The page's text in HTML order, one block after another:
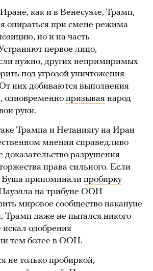
как и в Венесуэле, Трамп,
опираться при смене режима
но и на часть
первое лицо,
нужно, других непримиримых
под угрозой уничтожения
них добиваются выполнения
одновременно призывая народ
руки.
Трампа и Нетаниягу на Иран
мнении справедливо
доказательство разрушения
права сильного. Если
припоминали пробирку
на трибуне ООН
мировое сообщество накануне
Трамп даже не пытался никого
одобрения
тем более в ООН.
не только пробиркой,